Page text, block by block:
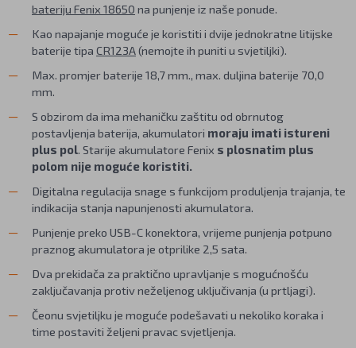
bateriju Fenix 18650 na punjenje iz naše ponude.
Kao napajanje moguće je koristiti i dvije jednokratne litijske
baterije tipa CR123A(nemojte ih puniti u svjetiljki).
Max. promjer baterije 18,7 mm., max. duljina baterije 70,0
mm.
S obzirom da ima mehaničku zaštitu od obrnutog
postavljenja baterija, akumulatori moraju imati istureni
plus pol. Starije akumulatore Fenix s plosnatim plus
polom nije moguće koristiti.
Digitalna regulacija snage s funkcijom produljenja trajanja, te
indikacija stanja napunjenosti akumulatora.
Punjenje preko USB-C konektora, vrijeme punjenja potpuno
praznog akumulatora je otprilike 2,5 sata.
Dva prekidača za praktično upravljanje s mogućnošću
zaključavanja protiv neželjenog uključivanja (u prtljagi).
Čeonu svjetiljku je moguće podešavati u nekoliko koraka i
time postaviti željeni pravac svjetljenja.